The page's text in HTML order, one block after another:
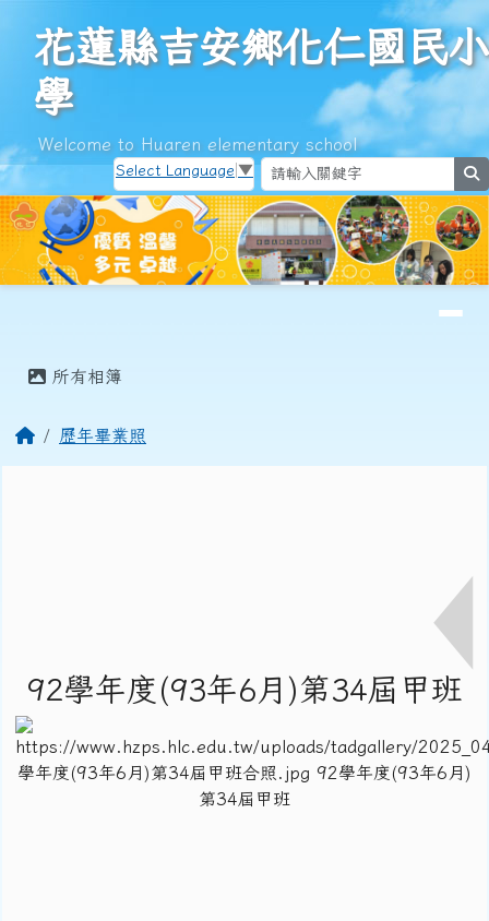
花蓮縣吉安鄉化仁國民小學
花蓮縣吉安鄉化仁國民小
學
Welcome to Huaren elementary school
Select Language ▼
所有相簿
回首頁歷年畢業照
92學年度(93年6月)第34屆甲班